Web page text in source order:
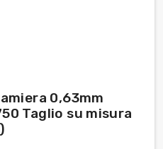
0,63mm
Taglio su misura